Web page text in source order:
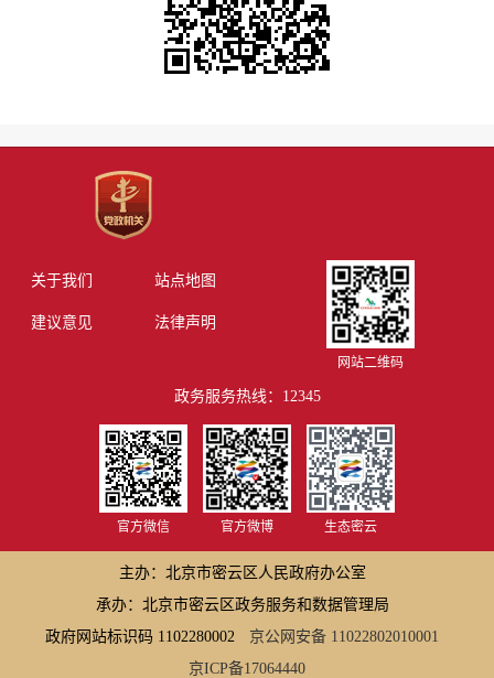
关于我们 站点地图
建议意见 法律声明
网站二维码
政务服务热线：12345
官方微信 官方微博 生态密云
主办：北京市密云区人民政府办公室
承办：北京市密云区政务服务和数据管理局
政府网站标识码 1102280002
京公网安备 11022802010001
京ICP备17064440